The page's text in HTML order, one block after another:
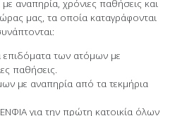
αναπηρία, χρόνιες παθήσεις και
μας, τα οποία καταγράφονται
επιδόματα των ατόμων με
παθήσεις.
με αναπηρία από τα τεκμήρια
για την πρώτη κατοικία όλων